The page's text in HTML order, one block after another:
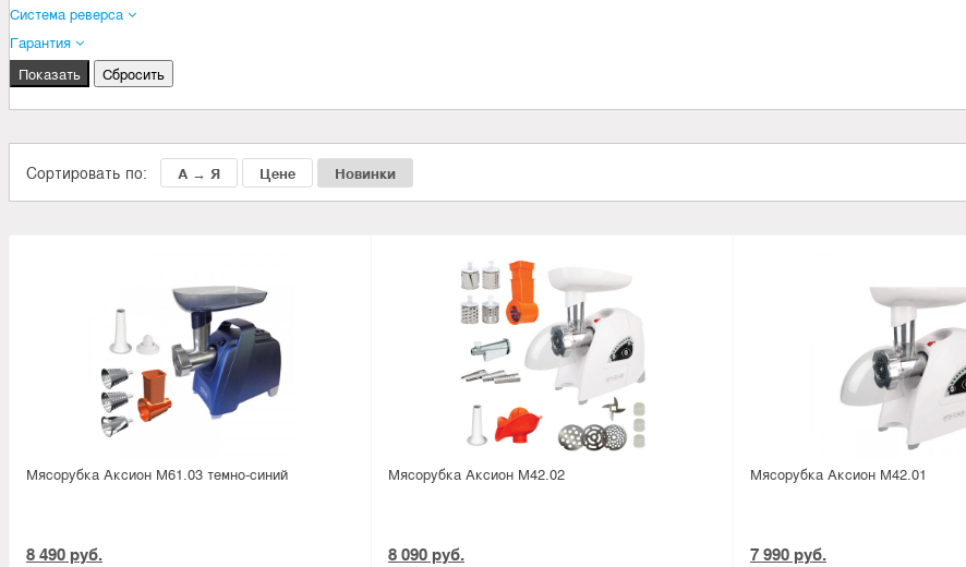
Система реверса
Гарантия
Сортировать по: А → Я Цене Новинки
Мясорубка Аксион М61.03 темно-синий
8 490 руб.
Мясорубка Аксион М42.02
8 090 руб.
Мясорубка Аксион М42.01
7 990 руб.